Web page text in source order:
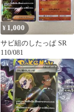
¥ 1,000
サビ組のしたっぱ SR
110/081